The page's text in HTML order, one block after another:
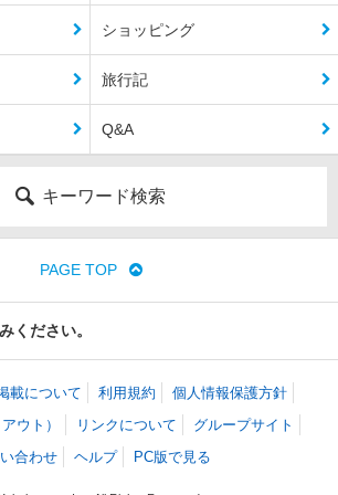
ショッピング
旅行記
Q&A
キーワード検索
PAGE TOP
ください。
載について 利用規約
個人情報保護方針
ウト）
リンクについて
グループサイト
合わせ
ヘルプ PC版で見る